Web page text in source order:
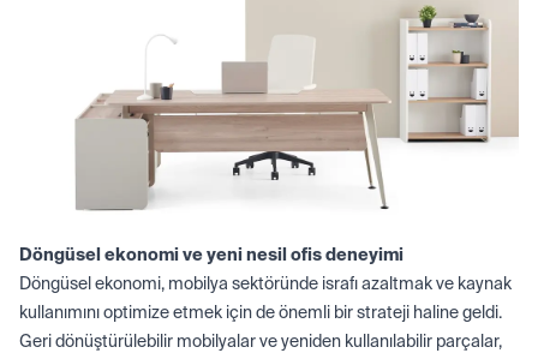
Döngüsel ekonomi ve yeni nesil ofis deneyimi
Döngüsel ekonomi, mobilya sektöründe israfı azaltmak ve kaynak
kullanımını optimize etmek için de önemli bir strateji haline geldi.
Geri dönüştürülebilir mobilyalar ve yeniden kullanılabilir parçalar,